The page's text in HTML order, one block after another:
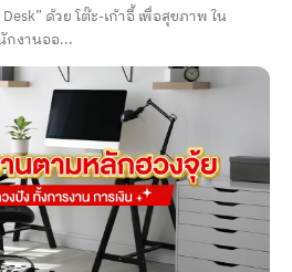
ด้วย โต๊ะ-เก้าอี้ เพื่อสุขภาพ ใน
งานออ...